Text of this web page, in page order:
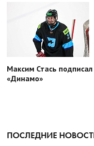
Максим Стась
«Динамо»
ПОСЛЕДНИЕ